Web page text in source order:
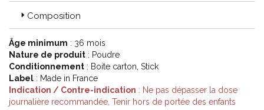
Composition
Âge minimum : 36 mois
Nature de produit : Poudre
Conditionnement : Boite carton, Stick
Label : Made in France
Indication / Contre-indication : Ne pas dépasser la dose
journalière recommandée, Tenir hors de portée des enfants